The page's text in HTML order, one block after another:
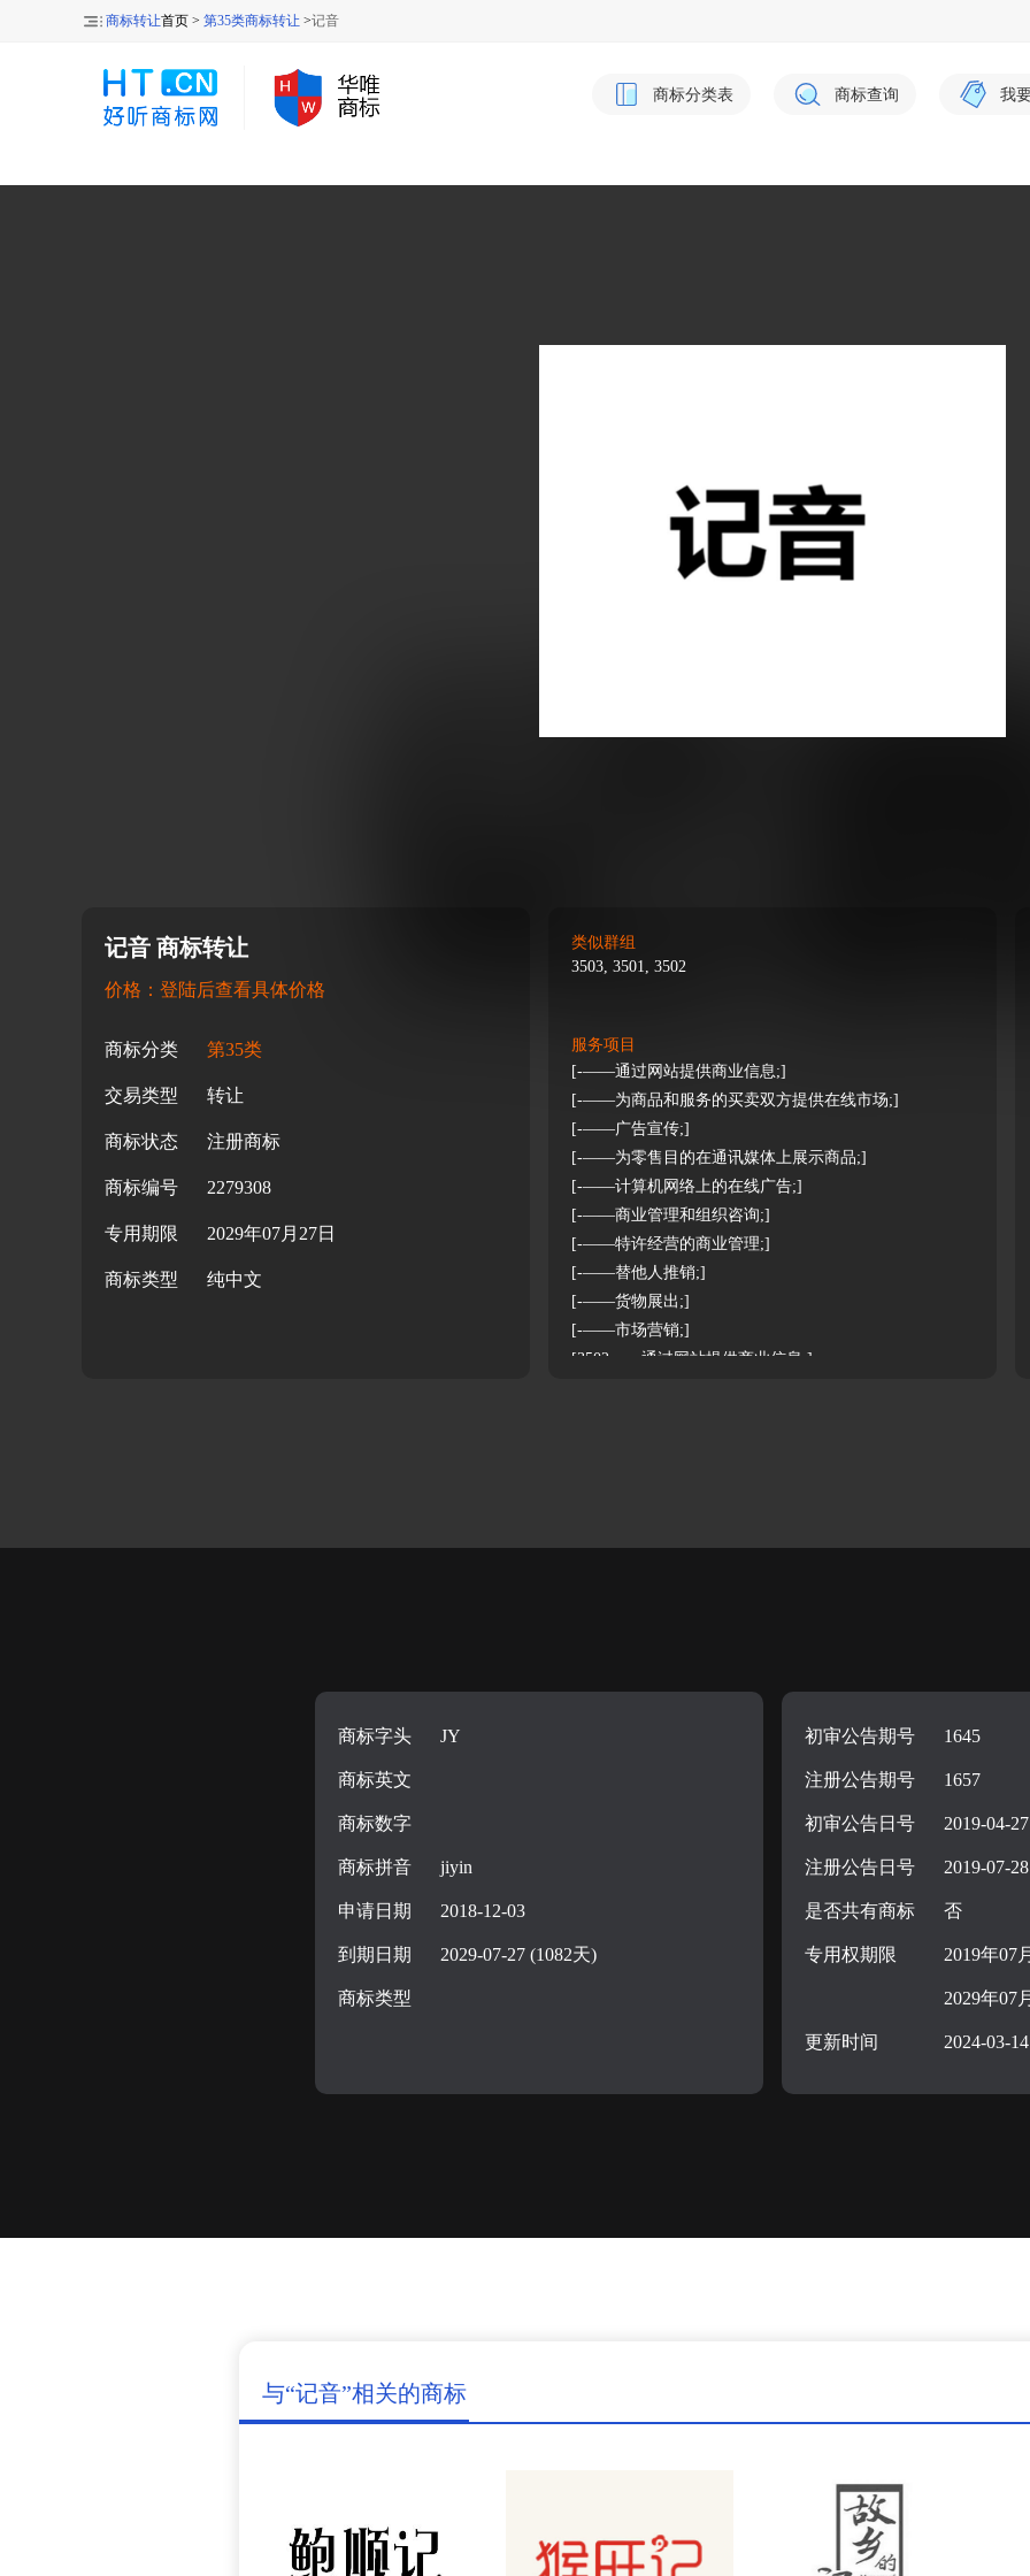
商标转让首页 > 第35类商标转让 >记音
商标分类表 商标查询 我
记音 商标转让
价格：登陆后查看具体价格
商标分类 第35类
交易类型 转让
商标状态 注册商标
商标编号 2279308
专用期限 2029年07月27日
商标类型 纯中文
类似群组
3503, 3501, 3502
服务项目
[-——通过网站提供商业信息;]
[-——为商品和服务的买卖双方提供在线市场;]
[-——广告宣传;]
[-——为零售目的在通讯媒体上展示商品;]
[-——计算机网络上的在线广告;]
[-——商业管理和组织咨询;]
[-——特许经营的商业管理;]
[-——替他人推销;]
[-——货物展出;]
[-——市场营销;]
[3502——通过网站提供商业信息;]
商标字头 JY
商标英文
商标数字
商标拼音 jiyin
申请日期 2018-12-03
到期日期 2029-07-27 (1082天)
商标类型
初审公告期号 1645
注册公告期号 1657
初审公告日号 2019-04-27
注册公告日号 2019-07-28
是否共有商标 否
专用权期限 2019年07
2029年07
更新时间 2024-03-14
与“记音”相关的商标